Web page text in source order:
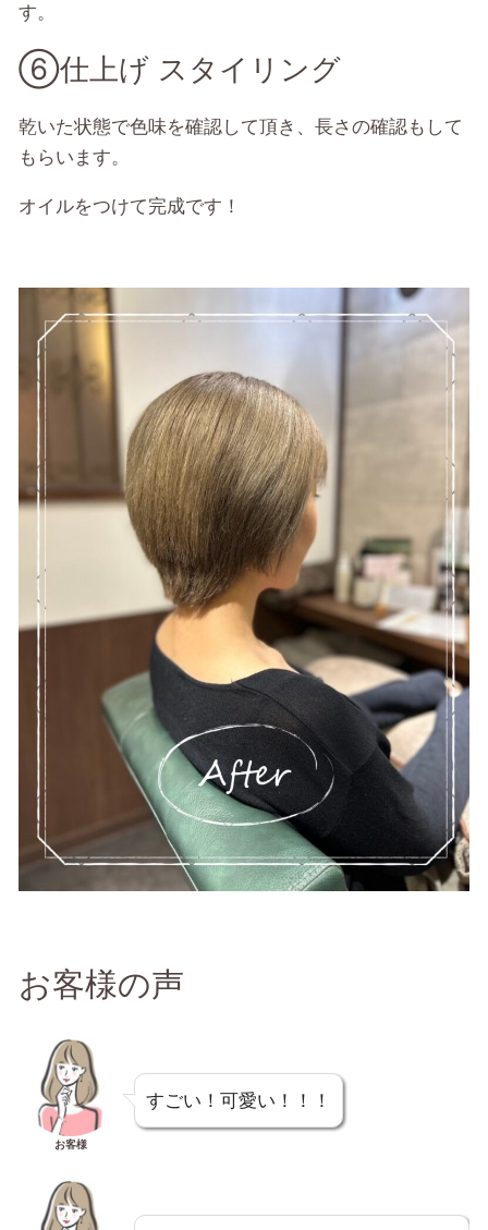
す。
⑥仕上げ スタイリング
乾いた状態で色味を確認して頂き、長さの確認もして
もらいます。
オイルをつけて完成です！
お客様の声
お客様
すごい！可愛い！！！